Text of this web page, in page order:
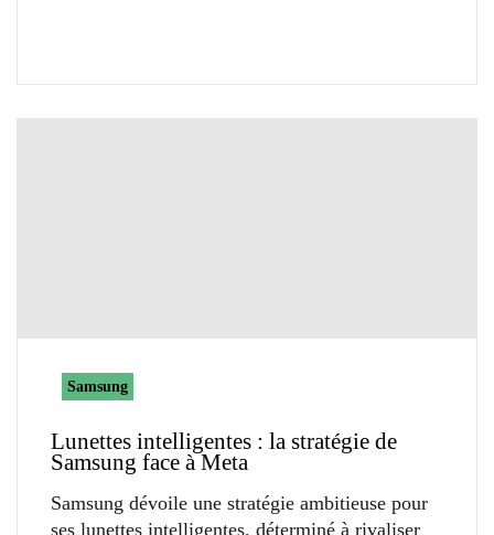
Samsung
Lunettes intelligentes : la stratégie de
Samsung face à Meta
Samsung dévoile une stratégie ambitieuse pour
ses lunettes intelligentes, déterminé à rivaliser